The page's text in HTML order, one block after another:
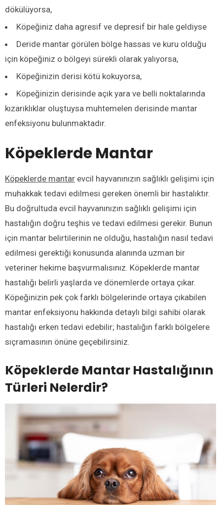
dökülüyorsa,
Köpeğiniz daha agresif ve depresif bir hale geldiyse
Deride mantar görülen bölge hassas ve kuru olduğu
için köpeğiniz o bölgeyi sürekli olarak yalıyorsa,
Köpeğinizin derisi kötü kokuyorsa,
Köpeğinizin derisinde açık yara ve belli noktalarında
kızarıklıklar oluştuysa muhtemelen derisinde mantar
enfeksiyonu bulunmaktadır.
Köpeklerde Mantar
Köpeklerde mantar evcil hayvanınızın sağlıklı gelişimi için
muhakkak tedavi edilmesi gereken önemli bir hastalıktır.
Bu doğrultuda evcil hayvanınızın sağlıklı gelişimi için
hastalığın doğru teşhis ve tedavi edilmesi gerekir. Bunun
için mantar belirtilerinin ne olduğu, hastalığın nasıl tedavi
edilmesi gerektiği konusunda alanında uzman bir
veteriner hekime başvurmalısınız. Köpeklerde mantar
hastalığı belirli yaşlarda ve dönemlerde ortaya çıkar.
Köpeğinizin pek çok farklı bölgelerinde ortaya çıkabilen
mantar enfeksiyonu hakkında detaylı bilgi sahibi olarak
hastalığı erken tedavi edebilir; hastalığın farklı bölgelere
sıçramasının önüne geçebilirsiniz.
Köpeklerde Mantar Hastalığının
Türleri Nelerdir?